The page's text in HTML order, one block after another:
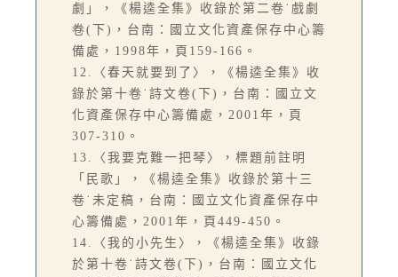
劇」，《楊逵全集》收錄於第二卷˙戲劇
卷(下)，台南：國立文化資產保存中心籌
備處，1998年，頁159-166。
12.〈春天就要到了〉，《楊逵全集》收
錄於第十卷˙詩文卷(下)，台南：國立文
化資產保存中心籌備處，2001年，頁
307-310。
13.〈我要克難一把琴〉，標題前註明
「民歌」，《楊逵全集》收錄於第十三
卷˙未定稿，台南：國立文化資產保存中
心籌備處，2001年，頁449-450。
14.〈我的小先生〉，《楊逵全集》收錄
於第十卷˙詩文卷(下)，台南：國立文化